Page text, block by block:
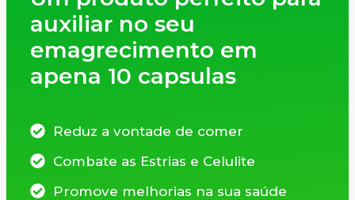
auxiliar no seu
emagrecimento em
apena 10 capsulas
Reduz a vontade de comer
Combate as Estrias e Celulite
Promove melhorias na sua saúde